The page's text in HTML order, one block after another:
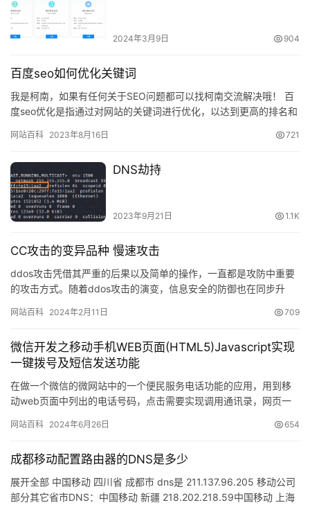
2024年3月9日 904
百度seo如何优化关键词
我是柯南，如果有任何关于SEO问题都可以找柯南交流解决哦！ 百
度seo优化是指通过对网站的关键词进行优化，以达到更高的排名和
网站百科 2023年8月16日 721
DNS劫持
2023年9月21日 1.1K
CC攻击的变异品种 慢速攻击
ddos攻击凭借其严重的后果以及简单的操作，一直都是攻防中重要
的攻击方式。随着ddos攻击的演变，信息安全的防御也在同步升
网站百科 2024年2月11日 709
微信开发之移动手机WEB页面(HTML5)Javascript实现
一键拨号及短信发送功能
在做一个微信的微网站中的一个便民服务电话功能的应用，用到移
动web页面中列出的电话号码，点击需要实现调用通讯录，网页一
发…
网站百科 2024年6月26日 654
成都移动配置路由器的DNS是多少
展开全部 中国移动 四川省 成都市 dns是 211.137.96.205 移动公司
部分其它省市DNS：中国移动 新疆 218.202.218.59中国移动 上海